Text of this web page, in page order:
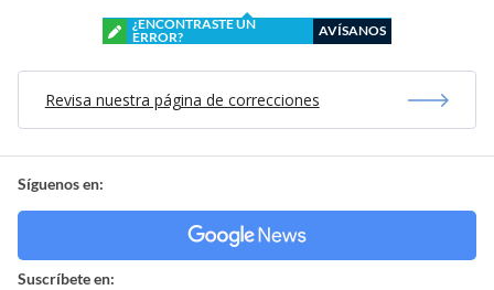
¿ENCONTRASTE UN
ERROR?
AVÍSANOS
Revisa nuestra página de correcciones
Síguenos en:
Suscríbete en: